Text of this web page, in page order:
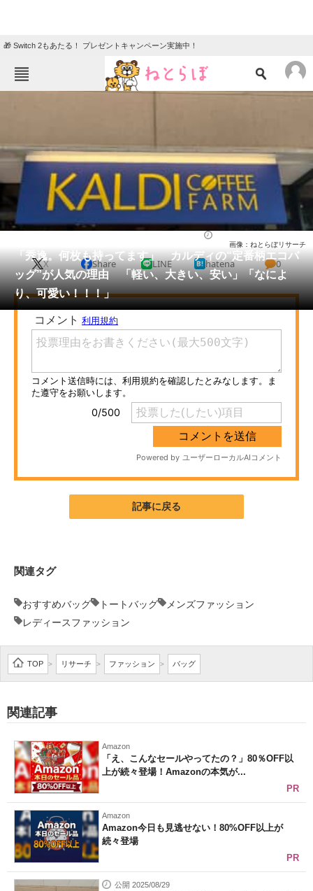
🎁 Switch 2もあたる！ プレゼントキャンペーン実施中！
ねとらぼメニュー
グルメ 地域
住まい 教育・育児
動物 リサーチ
会員記事
メディア
注目記事を集めた総合ページ
ITの今と未来を見通す
スマホと通信の最新トレンド
進化するPCとデバイスの未来
AI活用のいまが分かる
企業向けIT製品の総合サイト
IT製品の技術・比較・事例
製造業のIT導入・活用を支援
エレクトロニクス専門サイト
電子設計の基本と応用
エネルギーの専門メディア
建設×テクノロジーの最前線
ちょっと気になるネットの話題
「秀逸。何枚も持ってます」 カルディの“定番柄エコバ
ッグ”が人気の理由 「軽い、大きい、安い」「なによ
り、可愛い！！！」
画像：ねとらぼリサーチ
X Share LINE hatena 0
記事に戻る
関連タグ
おすすめバッグ トートバッグ
メンズファッション
レディースファッション
TOP > リサーチ > ファッション > バッグ
関連記事
Amazon
「え、こんなセールやってたの？」80％OFF以
上が続々登場！Amazonの本気が...
PR
Amazon
Amazon今日も見逃せない！80%OFF以上が
続々登場
PR
公開 2025/08/29